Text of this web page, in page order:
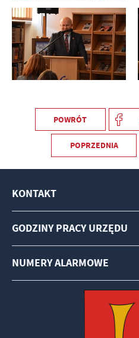
POWRÓT
POPRZEDNIA
KONTAKT
GODZINY PRACY URZĘDU
NUMERY ALARMOWE